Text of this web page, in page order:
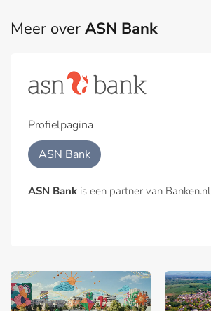
Meer over ASN Bank
Profielpagina
ASN Bank
ASN Bank is een partner van Banken.nl